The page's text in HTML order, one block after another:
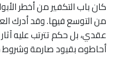
كان باب التكفير من أخطر
من التوسع فيها. وقد أدرك
عقدي، بل حكم تترتب عليه
أحاطوه بقيود صارمة